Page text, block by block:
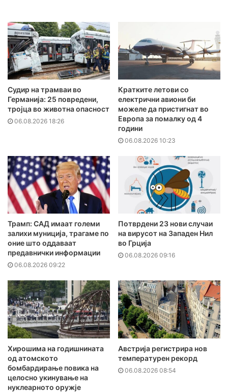
Судир на трамваи во
Германија: 25 повредени,
тројца во животна опасност
06.08.2026 18:26
Кратките летови со
електрични авиони би
можеле да пристигнат во
Европа за помалку од 4
години
06.08.2026 10:23
Трамп: САД имаат големи
залихи муниција, трагаме по
оние што оддаваат
предавнички информации
06.08.2026 09:22
Потврдени 23 нови случаи
на вирусот на Западен Нил
во Грција
06.08.2026 09:16
Хирошима на годишнината
од атомското
бомбардирање повика на
целосно укинување на
нуклеарното оружје
Австрија регистрира нов
температурен рекорд
06.08.2026 08:54